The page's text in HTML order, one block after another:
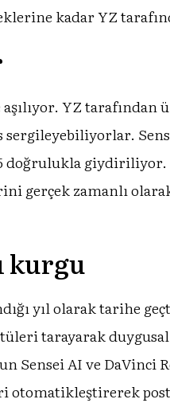
kadar YZ
YZ
doğrulukla
gerçek zamanlı
kurgu
yıl olarak tarihe
tarayarak duygusal
Sensei AI ve DaVinci
otomatikleştirerek